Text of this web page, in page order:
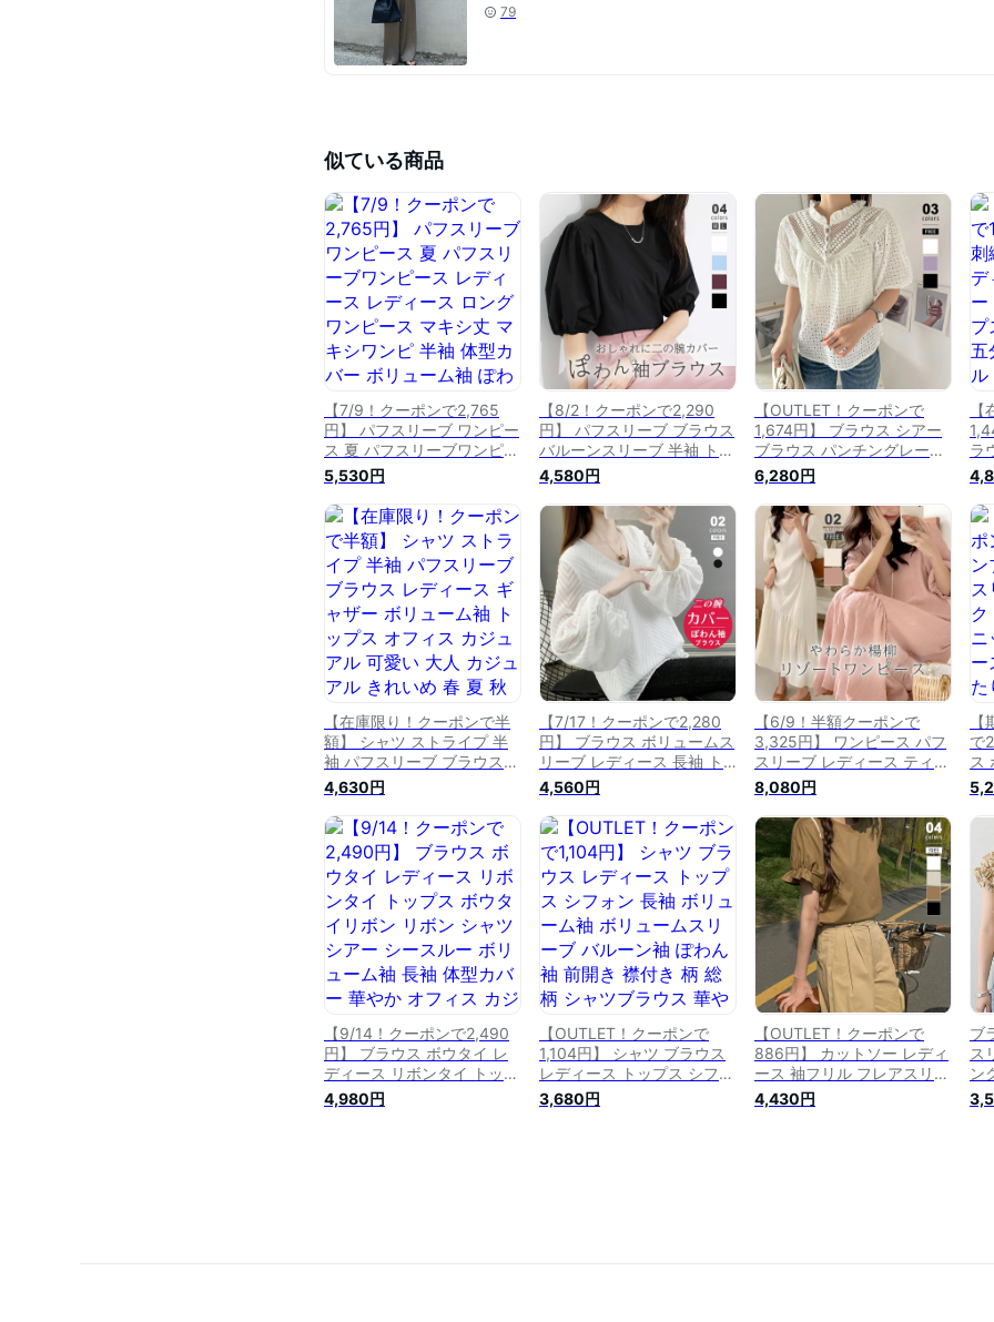
79
似ている商品
【7/9！クーポンで2,765
円】 パフスリーブ ワンピー
ス 夏 パフスリーブワンピー
ス レディース レディース
ロングワンピース マキシ丈
マキシワンピ 半袖 体型カバ
ー ボリューム袖 ぽわん袖
ティアード 韓国 韓国ファッ
ション 10代 20代 30代 40
代 50代 cocomomo
5,530円
【8/2！クーポンで2,290
円】 パフスリーブ ブラウス
バルーンスリーブ 半袖 トッ
プス レディース 五分袖 ボ
リューム袖 ボリュームスリ
ーブ ぽわん ゆったり 体型
カバー オフィス カジュアル
可愛い 春 夏 韓国 韓国ファ
ッション 10代 20代 30代
40代 50代 cocomomo
4,580円
【OUTLET！クーポンで
1,674円】 ブラウス シアー
ブラウス パンチングレース
レディース パフスリーブ ト
ップス 刺繍 半袖 5分袖 ぽ
わん袖 フリル 透け感 シー
スルー シアー 体型カバー
綿 レトロ 大人可愛い 春 夏
韓国 韓国ファッション 20
代 30代 40代 50代
cocomomo
6,280円
ラ
刺
シ
透
華
国
【在庫限り！クーポンで半
額】 シャツ ストライプ 半
袖 パフスリーブ ブラウス
レディース ギャザー ボリュ
ーム袖 トップス オフィス
カジュアル 可愛い 大人 カ
ジュアル きれいめ 春 夏 秋
韓国 韓国ファッション 20
代 30代 40代 50
cocomomo ココモモ
4,630円
【7/17！クーポンで2,280
円】 ブラウス ボリュームス
リーブ レディース 長袖 ト
ップス シアー シースルー v
ネック ゆったり 大きいサイ
ズ 体型カバー シフォン ボ
リューム袖 バルーンスリー
ブ チュニック 大人可愛い m
l 春 夏 韓国 20代 30代 40代
50代 cocomomo
4,560円
【6/9！半額クーポンで
3,325円】 ワンピース パフ
スリーブ レディース ティア
ード ティアードワンピース
半袖 五分袖 ロング ロング
ワンピース ゆったり 体型カ
バー フレア vネック ぽわん
袖 ワンピ 春 夏 韓国 韓国フ
ァッション 10代 20代 30代
40代 50代 cocomomo
8,080円
で
ス
ハ
チ
ー
ョ
【9/14！クーポンで2,490
円】 ブラウス ボウタイ レ
ディース リボンタイ トップ
ス ボウタイリボン リボン
シャツ シアー シースルー
4,980円
【OUTLET！クーポンで
1,104円】 シャツ ブラウス
レディース トップス シフォ
ン 長袖 ボリューム袖 ボリ
ュームスリーブ バルーン袖
3,680円
【OUTLET！クーポンで
886円】 カットソー レディ
ース 袖フリル フレアスリー
ブ 半袖 tシャツ トップス フ
レア ギャザー ショルダーフ
4,430円
ブ
ス
ン
き
オ